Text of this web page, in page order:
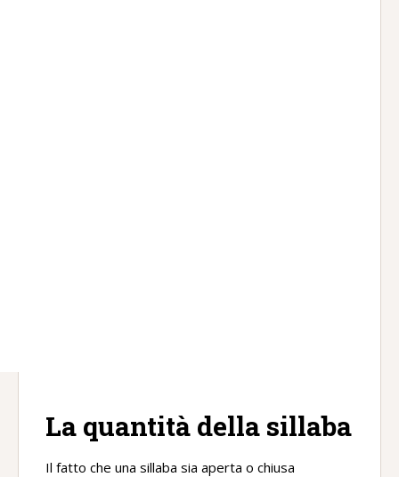
La quantità della sillaba
Il fatto che una sillaba sia aperta o chiusa